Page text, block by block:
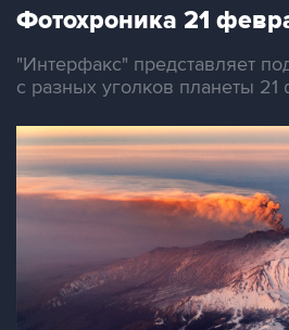
Фотохроника 21
"Интерфакс" представляет
с разных уголков планеты 21